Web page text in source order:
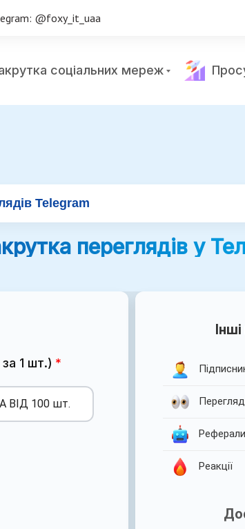
@foxy_it_uaa
соціальних мереж
Telegram
переглядів у
1 шт.)
Реферали
Реакції